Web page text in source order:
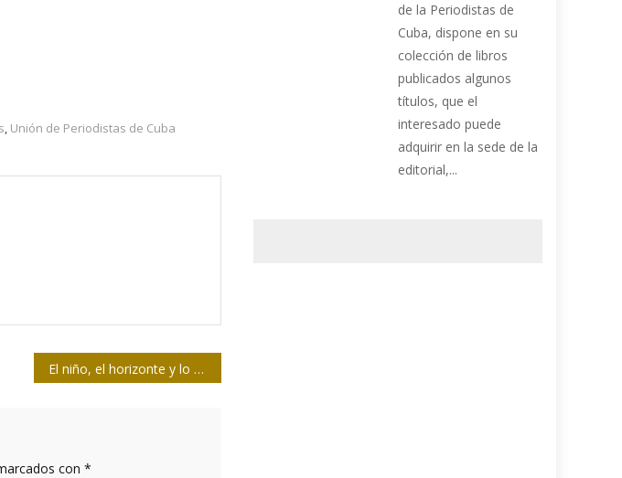
, Unión de Periodistas de Cuba
El niño, el horizonte y lo efímero
con *
de la Periodistas de
Cuba, dispone en su
colección de libros
publicados algunos
títulos, que el
interesado puede
adquirir en la sede de la
editorial,...